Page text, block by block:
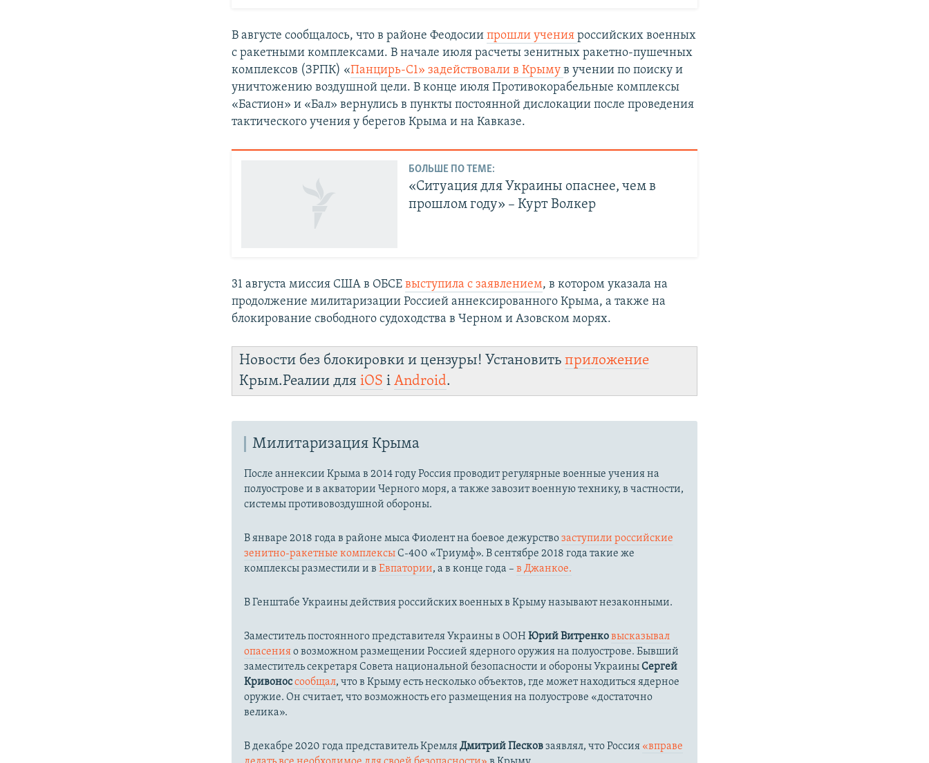
В августе сообщалось, что в районе Феодосиипрошли ученияроссийских военных
с ракетными комплексами. В начале июля расчеты зенитных ракетно-пушечных
комплексов (ЗРПК) «Панцирь-С1» задействовали в Крымув учении по поиску и
уничтожению воздушной цели. В конце июля Противокорабельные комплексы
«Бастион» и «Бал» вернулись в пункты постоянной дислокации после проведения
тактического учения у берегов Крыма и на Кавказе.
БОЛЬШЕ ПО ТЕМЕ:
«Ситуация для Украины опаснее, чем в
прошлом году» – Курт Волкер
31 августа миссия США в ОБСЕвыступила с заявлением, в котором указала на
продолжение милитаризации Россией аннексированного Крыма, а также на
блокирование свободного судоходства в Черном и Азовском морях.
Новости без блокировки и цензуры! Установитьприложение
Крым.Реалии дляiOS іAndroid.
Милитаризация Крыма
После аннексии Крыма в 2014 году Россия проводит регулярные военные учения на
полуострове и в акватории Черного моря, а также завозит военную технику, в частности,
системы противовоздушной обороны.
​В январе 2018 года в районе мыса Фиолент на боевое дежурствозаступили российские
зенитно-ракетные комплексыС-400 «Триумф». В сентябре 2018 года такие же
комплексы разместили и вЕвпатории, а в конце года –в Джанкое.
В Генштабе Украины действия российских военных в Крыму называют незаконными.
Заместитель постоянного представителя Украины в ООНЮрий Витренковысказывал
опасенияо возможном размещении Россией ядерного оружия на полуострове. Бывший
заместитель секретаря Совета национальной безопасности и обороны УкраиныСергей
Кривоноссообщал, что в Крыму есть несколько объектов, где может находиться ядерное
оружие. Он считает, что возможность его размещения на полуострове «достаточно
велика».
В декабре 2020 года представитель КремляДмитрий Песковзаявлял, что Россия «вправе